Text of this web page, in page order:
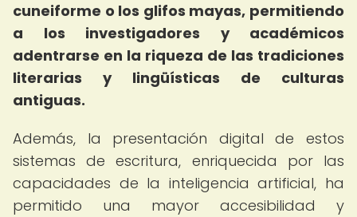
cuneiforme o los glifos mayas, permitiendo
a los investigadores y académicos
adentrarse en la riqueza de las tradiciones
literarias y lingüísticas de culturas
antiguas.
Además, la presentación digital de estos
sistemas de escritura, enriquecida por las
capacidades de la inteligencia artificial, ha
permitido una mayor accesibilidad y